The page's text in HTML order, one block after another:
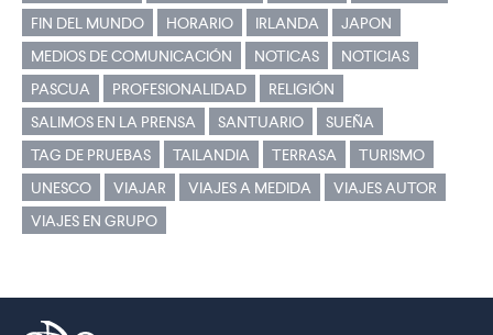
FIN DEL MUNDO
HORARIO IRLANDA
JAPON
MEDIOS DE COMUNICACIÓN
NOTICAS
NOTICIAS
PASCUA
PROFESIONALIDAD
RELIGIÓN
SALIMOS EN LA PRENSA
SANTUARIO
SUEÑA
TAG DE PRUEBAS
TAILANDIA TERRASA
TURISMO
UNESCO
VIAJAR VIAJES A MEDIDA
VIAJES AUTOR
VIAJES EN GRUPO